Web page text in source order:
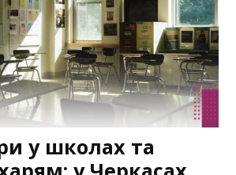
у школах та